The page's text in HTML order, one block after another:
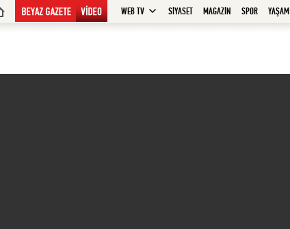
WEB TV SİYASET MAGAZİN SPOR YAŞAM